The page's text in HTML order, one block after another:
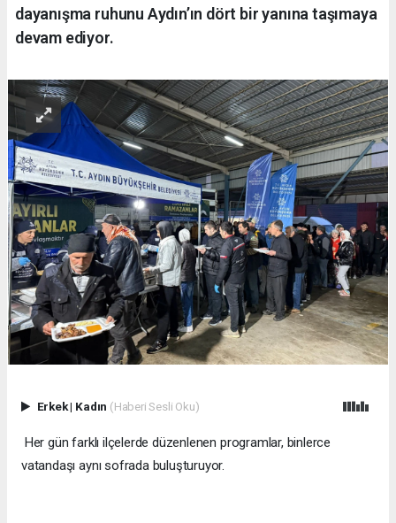
dayanışma ruhunu Aydın’ın dört bir yanına taşımaya
devam ediyor.
Erkek| Kadın (Haberi Sesli Oku)
Her gün farklı ilçelerde düzenlenen programlar, binlerce
vatandaşı aynı sofrada buluşturuyor.